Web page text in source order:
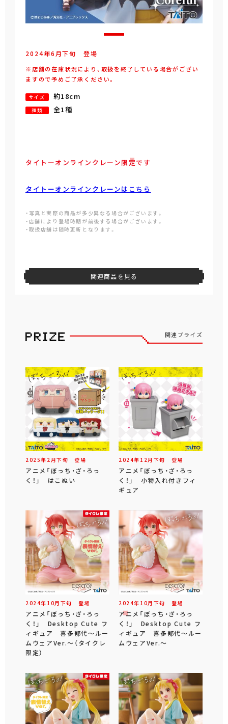
2024年6 月下旬 登場
※店舗の在庫状況により、取扱を終了している場合がござい
ますので予めご了承ください。
サイズ 約18cm
種類 全1種
タイトーオンラインクレーン限定です
タイトーオンラインクレーンはこちら
・写真と実際の商品が多少異なる場合がございます。
・店舗により登場時期が前後する場合がございます。
・取扱店舗は随時更新となります。
関連商品を見る
関連プライズ
2025年 2 月下旬 登場
アニメ「ぼっち・ざ・ろっ
く！」 はこぬい
2024年 12 月 下旬 登場
アニメ「ぼっち・ざ・ろっ
く！」 小物入れ付きフィ
ギュア
2024年 10月 下旬 登場
アニメ「ぼっち・ざ・ろっ
く！」 Desktop Cute フ
ィギュア 喜多郁代～ルー
ムウェアVer.～（タイクレ
限定）
2024年 10月 下旬 登場
アニメ「ぼっち・ざ・ろっ
く！」 Desktop Cute フ
ィギュア 喜多郁代～ルー
ムウェアVer.～